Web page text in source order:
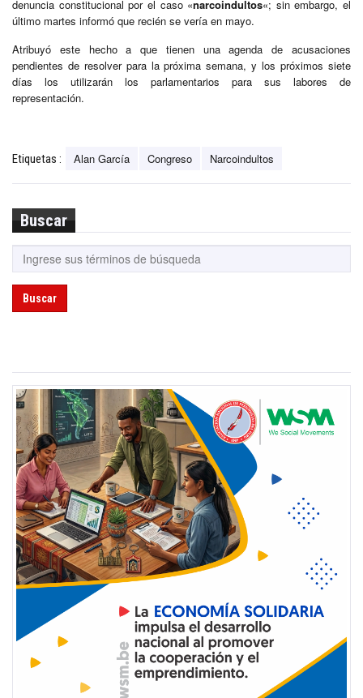
denuncia constitucional por el caso «narcoindultos«; sin embargo, el
último martes informó que recién se vería en mayo.
Atribuyó este hecho a que tienen una agenda de acusaciones
pendientes de resolver para la próxima semana, y los próximos siete
días los utilizarán los parlamentarios para sus labores de
representación.
Etiquetas : Alan García Congreso Narcoindultos
Buscar
Buscar